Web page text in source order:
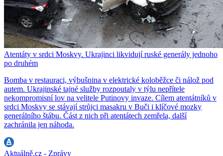
Atentáty v srdci Moskvy. Ukrajinci likvidují ruské generály jednoho
po druhém
Bomba v restauraci, výbušnina v elektrické koloběžce či nálož pod
autem. Ukrajinské tajné služby rozpoutaly v týlu nepřítele
nekompromisní lov na velitele Putinovy invaze. Cílem atentátníků v
srdci Moskvy se stávají strůjci masakru v Buči i klíčové mozky
generálního štábu. Část z nich při atentátech zemřela, další
zachránila jen náhoda.
Aktuálně.cz - Zprávy